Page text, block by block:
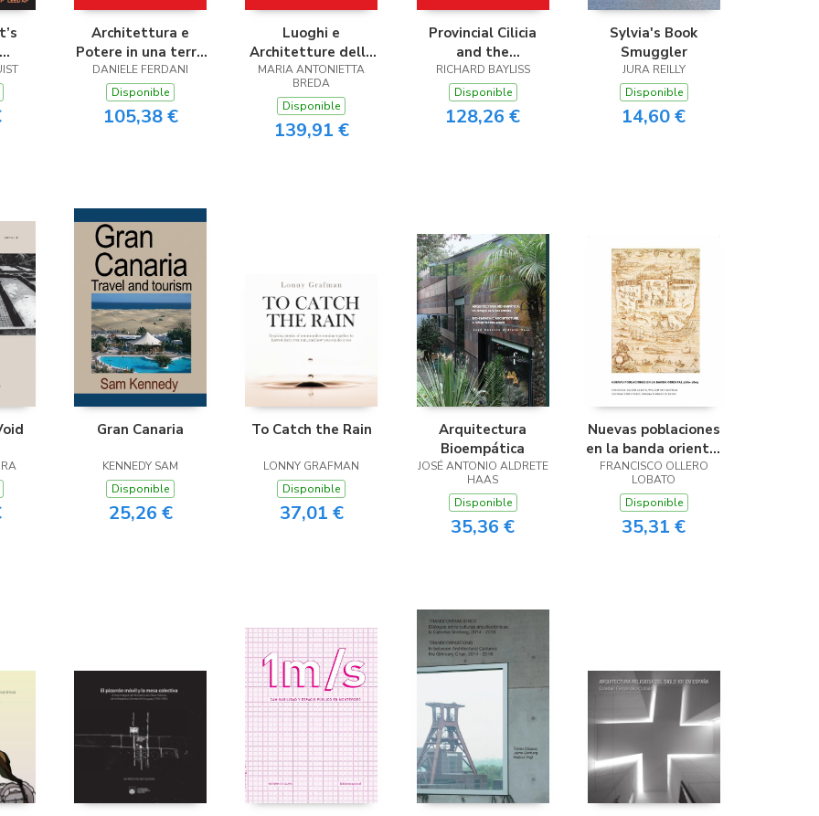
Architettura e
Potere in una terra
di confine
DANIELE FERDANI
Disponible
105,38 €
Luoghi e
Architetture della
Transizione
MARIA ANTONIETTA
BREDA
Disponible
139,91 €
Provincial Cilicia
and the
Archaeology of
Temple Conversion
RICHARD BAYLISS
Disponible
128,26 €
Sylvia's Book
Smuggler
JURA REILLY
Disponible
14,60 €
Gran Canaria
KENNEDY SAM
Disponible
25,26 €
To Catch the Rain
LONNY GRAFMAN
Disponible
37,01 €
Arquitectura
Bioempática
JOSÉ ANTONIO ALDRETE
HAAS
Disponible
35,36 €
Nuevas poblaciones
en la banda oriental
1780-1805
FRANCISCO OLLERO
LOBATO
Disponible
35,31 €